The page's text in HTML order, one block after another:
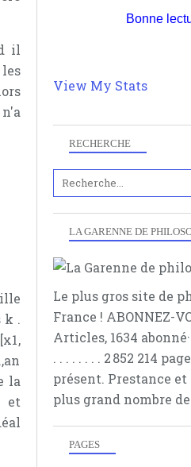
il
k .
[x1,
,an
la
et
RECHERCHE
LA GARENNE DE
Le plus gros site de
France ! ABONNEZ-
Articles, 1634
. . . . . . . . 2 852 214
présent. Prestance et
plus grand nombre de
PAGES
Bonne
View My Stats